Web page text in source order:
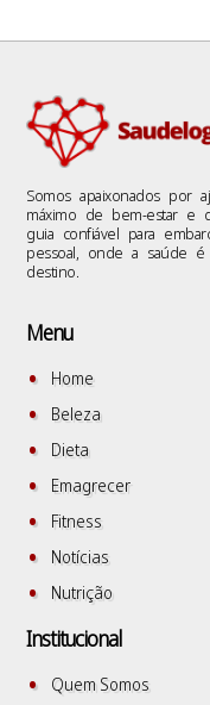
Somos apaixonados por
máximo de bem-estar e
guia confiável para
pessoal, onde a saúde
destino.
Menu
Home
Beleza
Dieta
Emagrecer
Fitness
Notícias
Nutrição
Institucional
Quem Somos